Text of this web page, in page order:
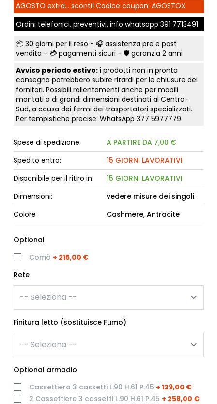
AGOSTO extra... sconti! Codice coupon: AGOSTOX
Ordini telefonici, preventivi, info whatsapp 391 7713491
📦 30 giorni per il reso - 🎧 assistenza pre e post
vendita - 💳 pagamenti sicuri - 🛡️ garanzia 2 anni
Avviso periodo estivo:i prodotti non in pronta
consegna potrebbero subire ritardi per le chiusure dei
fornitori. Possibili rallentamenti anche per mobili
montati o di grandi dimensioni destinati al Centro-
Sud, a causa dei fermi dei trasportatori specializzati.
Per tempistiche precise: WhatsApp 377 5977779.
Spese di spedizione:
A PARTIRE DA 7,00 €
Spedito entro:
15 GIORNI LAVORATIVI
Disponibile per il ritiro in:
15 GIORNI LAVORATIVI
Dimensioni:
vedere misure dei singoli
Colore
Cashmere, Antracite
Optional
Comò + 215,00 €
Rete
Finitura letto (sostituisce Fumo)
Optional armadio
Cassettiera 3 cassetti L.90 H.61 P.45 + 129,00 €
2 Cassettiere 3 cassetti L.90 H.61 P.45 + 258,00 €